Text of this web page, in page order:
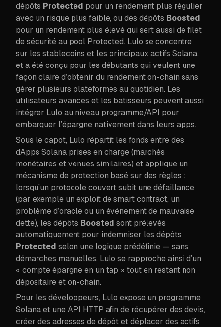
dépôts Protected pour un rendement plus régulier
avec un risque plus faible, ou des dépôts Boosted
pour un rendement plus élevé qui sert aussi de filet
de sécurité au pool Protected. Lulo se concentre
sur les stablecoins et les principaux actifs Solana,
et a été conçu pour les débutants qui veulent une
façon claire d’obtenir du rendement on-chain sans
gérer plusieurs plateformes au quotidien. Les
utilisateurs avancés et les bâtisseurs peuvent aussi
intégrer Lulo au niveau programme/API pour
embarquer l’épargne nativement dans leurs apps.
Sous le capot, Lulo répartit les fonds entre des
dApps Solana prises en charge (marchés
monétaires et venues similaires) et applique un
mécanisme de protection basé sur des règles :
lorsqu’un protocole couvert subit une défaillance
(par exemple un exploit de smart contract, un
problème d’oracle ou un événement de mauvaise
dette), les dépôts Boosted sont prélevés
automatiquement pour indemniser les dépôts
Protected selon une logique prédéfinie — sans
démarches manuelles. Lulo se rapproche ainsi d’un
« compte épargne en un tap » tout en restant non
dépositaire et on-chain.
Pour les développeurs, Lulo expose un programme
Solana et une API HTTP afin de récupérer des devis,
créer des adresses de dépôt et déplacer des actifs